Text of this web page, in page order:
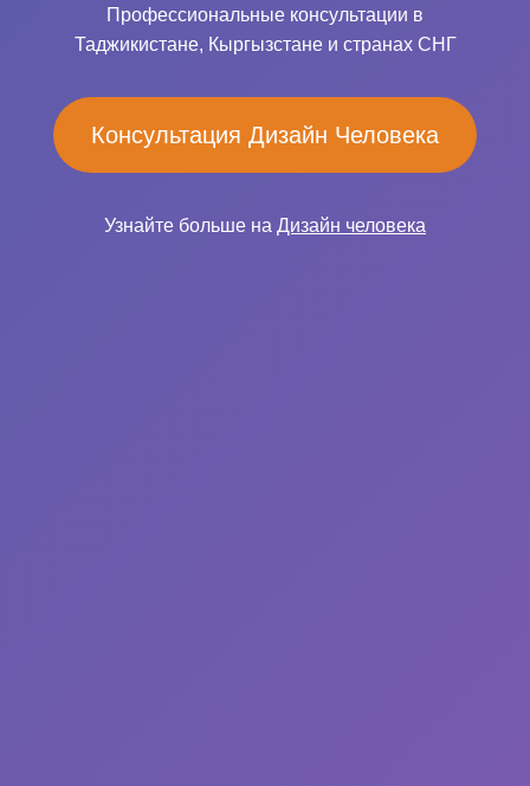
Профессиональные консультации в
Таджикистане, Кыргызстане и странах СНГ
Консультация Дизайн Человека
Узнайте больше на Дизайн человека